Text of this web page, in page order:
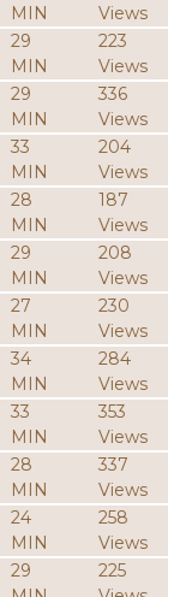
MIN
Views
29
MIN
223
Views
29
MIN
336
Views
33
MIN
204
Views
28
MIN
187
Views
29
MIN
208
Views
27
MIN
230
Views
34
MIN
284
Views
33
MIN
353
Views
28
MIN
337
Views
24
MIN
258
Views
29
225